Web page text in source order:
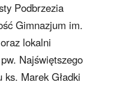
Podbrzezia
Gimnazjum im.
lokalni
Najświętszego
Marek Gładki